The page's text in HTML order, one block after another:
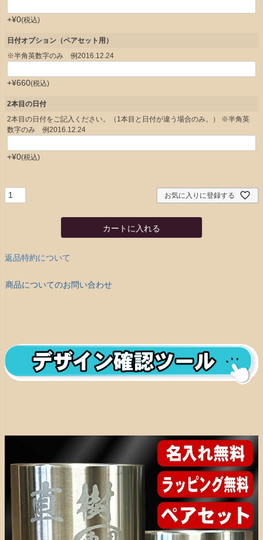
+¥0 税込
日付オプション（ペアセット用）
※半角英数字のみ 例2016.12.24
+¥660 税込
2本目の日付
2本目の日付をご記入ください。（1本目と日付が違う場合のみ。） ※半角英
数字のみ 例2016.12.24
+¥0 税込
お気に入りに登録する
カートに入れる
返品特約について
商品についてのお問い合わせ